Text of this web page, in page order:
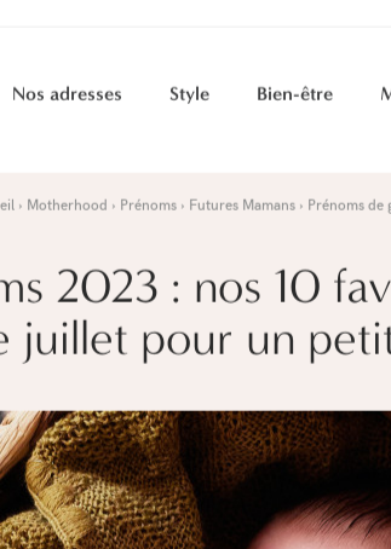
Nos adresses Style Bien-être
Motherhood Prénoms Futures Mamans Prénoms de
2023 : nos 10
juillet pour un